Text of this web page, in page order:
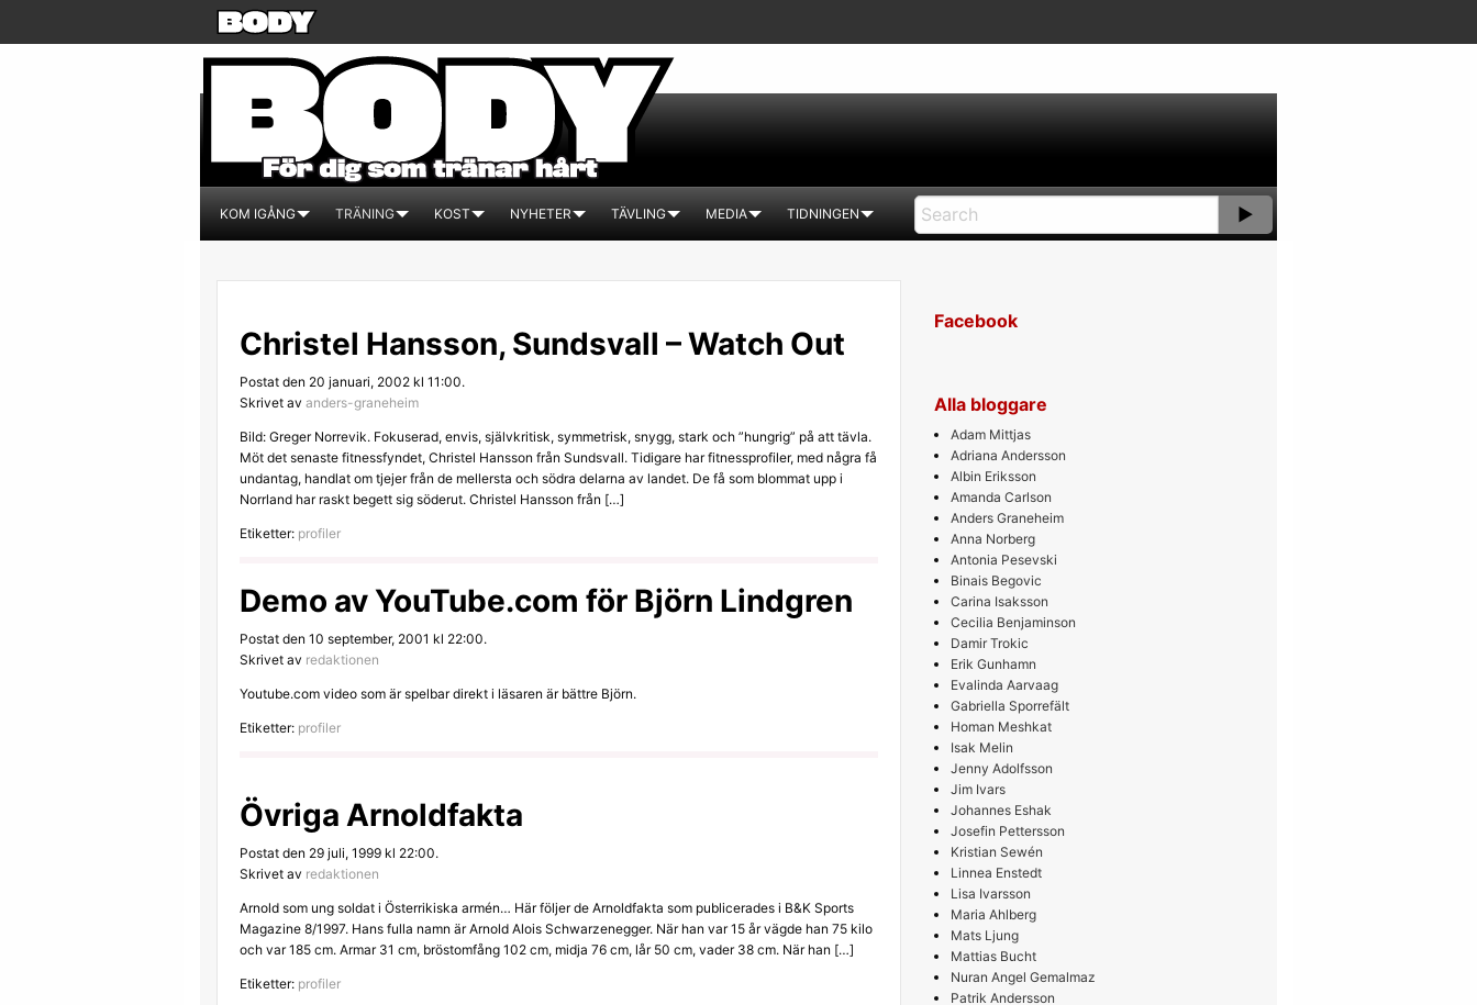
KOM IGÅNG TRÄNING KOST NYHETER TÄVLING MEDIA TIDNINGEN
Christel Hansson, Sundsvall – Watch Out
Postat den 20 januari, 2002 kl 11:00.
Skrivet av anders-graneheim
Bild: Greger Norrevik. Fokuserad, envis, självkritisk, symmetrisk, snygg, stark och ”hungrig” på att tävla.
Möt det senaste fitnessfyndet, Christel Hansson från Sundsvall. Tidigare har fitnessprofiler, med några få
undantag, handlat om tjejer från de mellersta och södra delarna av landet. De få som blommat upp i
Norrland har raskt begett sig söderut. Christel Hansson från […]
Etiketter: profiler
Demo av YouTube.com för Björn Lindgren
Postat den 10 september, 2001 kl 22:00.
Skrivet av redaktionen
Youtube.com video som är spelbar direkt i läsaren är bättre Björn.
Etiketter: profiler
Övriga Arnoldfakta
Postat den 29 juli, 1999 kl 22:00.
Skrivet av redaktionen
Arnold som ung soldat i Österrikiska armén… Här följer de Arnoldfakta som publicerades i B&K Sports
Magazine 8/1997. Hans fulla namn är Arnold Alois Schwarzenegger. När han var 15 år vägde han 75 kilo
och var 185 cm. Armar 31 cm, bröstomfång 102 cm, midja 76 cm, lår 50 cm, vader 38 cm. När han […]
Etiketter: profiler
Facebook
Alla bloggare
Adam Mittjas
Adriana Andersson
Albin Eriksson
Amanda Carlson
Anders Graneheim
Anna Norberg
Antonia Pesevski
Binais Begovic
Carina Isaksson
Cecilia Benjaminson
Damir Trokic
Erik Gunhamn
Evalinda Aarvaag
Gabriella Sporrefält
Homan Meshkat
Isak Melin
Jenny Adolfsson
Jim Ivars
Johannes Eshak
Josefin Pettersson
Kristian Sewén
Linnea Enstedt
Lisa Ivarsson
Maria Ahlberg
Mats Ljung
Mattias Bucht
Nuran Angel Gemalmaz
Patrik Andersson